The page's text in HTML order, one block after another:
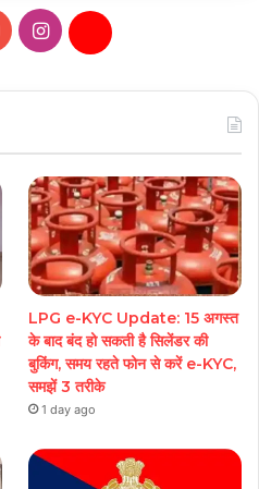
YouTubeInstagramDaily
LPG e-KYC Update: 15 अगस्त
के बाद बंद हो सकती है सिलेंडर की
बुकिंग, समय रहते फोन से करें e-KYC,
समझें 3 तरीके
1 day ago